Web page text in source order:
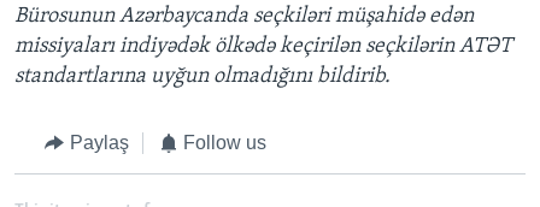
Bürosunun Azərbaycanda seçkiləri müşahidə edən
missiyaları indiyədək ölkədə keçirilən seçkilərin ATƏT
standartlarına uyğun olmadığını bildirib.
Paylaş Follow us